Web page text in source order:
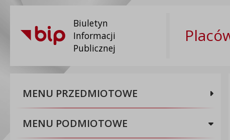
Biuletyn
Informacji
Publicznej
MENU PRZEDMIOTOWE
MENU PODMIOTOWE